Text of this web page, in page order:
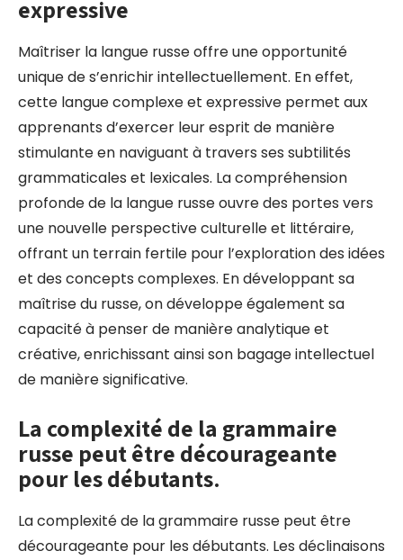
expressive
Maîtriser la langue russe offre une opportunité
unique de s’enrichir intellectuellement. En effet,
cette langue complexe et expressive permet aux
apprenants d’exercer leur esprit de manière
stimulante en naviguant à travers ses subtilités
grammaticales et lexicales. La compréhension
profonde de la langue russe ouvre des portes vers
une nouvelle perspective culturelle et littéraire,
offrant un terrain fertile pour l’exploration des idées
et des concepts complexes. En développant sa
maîtrise du russe, on développe également sa
capacité à penser de manière analytique et
créative, enrichissant ainsi son bagage intellectuel
de manière significative.
La complexité de la grammaire
russe peut être décourageante
pour les débutants.
La complexité de la grammaire russe peut être
décourageante pour les débutants. Les déclinaisons